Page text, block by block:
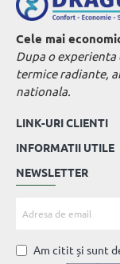
Cele mai
Dupa o
termice radiante,
nationala.
LINK-URI CLIENTI
INFORMATII UTILE
NEWSLETTER
de
Am citit și sunt